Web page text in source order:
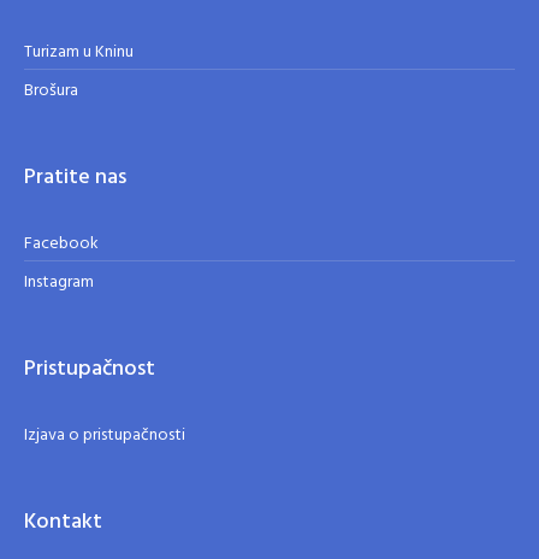
Turizam u Kninu
Brošura
Pratite nas
Facebook
Instagram
Pristupačnost
Izjava o pristupačnosti
Kontakt